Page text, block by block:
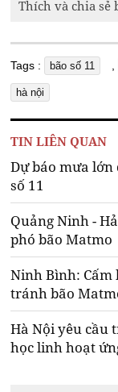
Thích và chia sẻ
Tags : bão số 11
hà nội
TIN LIÊN QUAN
Dự báo mưa lớn
số 11
Quảng Ninh -
phó bão Matmo
Ninh Bình: Cấm
tránh bão
Hà Nội yêu cầu
học linh hoạt